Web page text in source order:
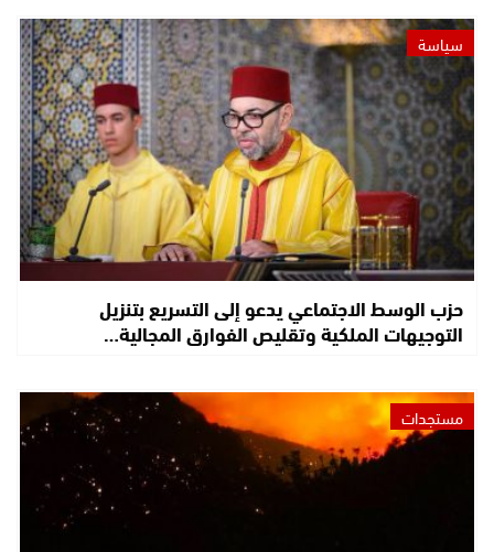
سياسة
حزب الوسط الاجتماعي يدعو إلى التسريع بتنزيل
التوجيهات الملكية وتقليص الفوارق المجالية…
مستجدات